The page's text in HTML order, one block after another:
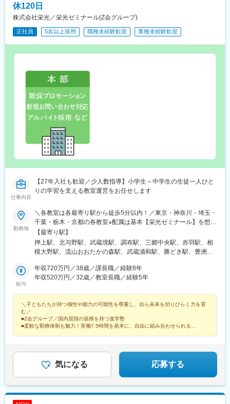
休120日
株式会社栄光／栄光ゼミナール(Z会グループ)
正社員 5名以上採用 職種未経験歓迎 業種未経験歓迎
仕事内容
【27年入社も歓迎／少人数指導】小学生～中学生の生徒一人ひと
りの学習を支える教室運営をお任せします
勤務地
＼各教室は各最寄り駅から徒歩5分以内！／東京・神奈川・埼玉・
千葉・栃木・京都の各教室※配属は基本【栄光ゼミナール】を想定
※現住所やご希望を考慮の上、決定します※選考ではまずご希望を
教えてください
【最寄り駅】
押上駅、北与野駅、武蔵境駅、調布駅、三郷中央駅、赤羽駅、相
模大野駅、流山おおたかの森駅、武蔵浦和駅、勝どき駅、豊洲
反田駅、目黒駅、広尾駅、三ノ輪駅、東中野駅、茗荷谷駅、荻窪
駅、目白駅、板橋本町駅、北千住駅、金町駅(東京都)、南大沢駅、
(神奈川県)、海老名駅(相鉄・小田急)、大宮駅(埼玉県)、浦和駅、
熊谷駅、東川口駅、所沢駅、新越谷駅、八潮駅、吉川美南駅、武
蔵藤沢駅、飯能駅、海浜幕張駅、新浦安駅、本八幡駅(総武線)、南
行徳駅、新津田沼駅、新船橋駅、西船橋駅、松戸駅、柏駅、小山
路駅、とうきょうスカイツリー駅、さいたま新都心駅、布田駅、
赤羽岩淵駅、三田駅(東京都)、赤羽橋駅、曙橋駅、奥沢駅、大崎広
給与
年収720万円／38歳／課長職／経験8年
年収520万円／32歳／教室長職／経験5年
＼子どもたちが持つ個性や能力の可能性を尊重し、自ら未来を切りひらく力を育
む／
■Z会グループ／国内屈指の規模を持つ進学塾
■柔軟な勤務体制も魅力！実働7.5時間を基本に、自由に組み合わせられる
気になる 応募する